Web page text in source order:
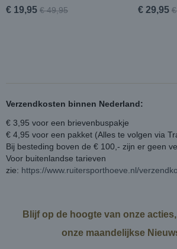
€ 19,95 € 49,95 € 29,95
Verzendkosten binnen Nederland:
€ 3,95 voor een brievenbuspakje
€ 4,95 voor een pakket (Alles te volgen via
Bij besteding boven de € 100,- zijn er geen
Voor buitenlandse tarieven
zie: https://www.ruitersporthoeve.nl/
Blijf op de hoogte van onze
onze maandelijkse